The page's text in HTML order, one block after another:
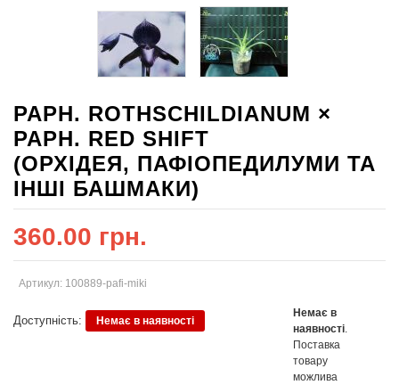
PAPH. ROTHSCHILDIANUM ×
PAPH. RED SHIFT
(ОРХІДЕЯ, ПАФІОПЕДИЛУМИ ТА
ІНШІ БАШМАКИ)
360.00 грн.
Артикул: 100889-pafi-miki
Доступність: Немає в наявності
Немає в
наявності.
Поставка
товару
можлива